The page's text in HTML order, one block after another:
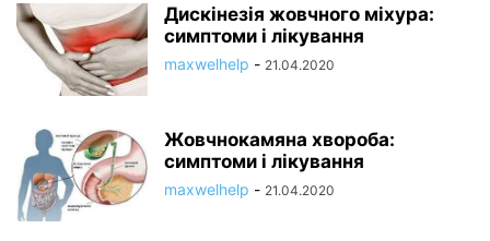
Дискінезія жовчного міхура:
симптоми і лікування
maxwelhelp - 21.04.2020
Жовчнокамяна хвороба:
симптоми і лікування
maxwelhelp - 21.04.2020